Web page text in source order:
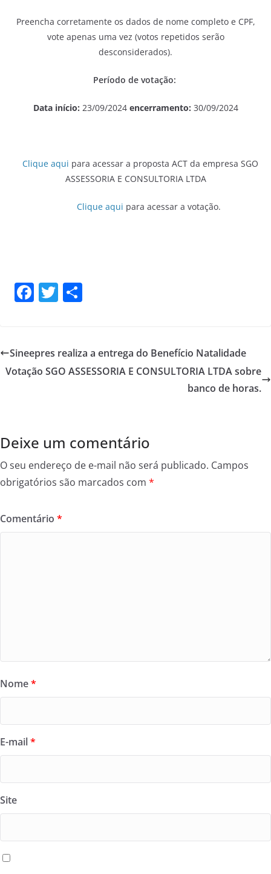
Preencha corretamente os dados de nome completo e CPF,
vote apenas uma vez (votos repetidos serão
desconsiderados).
Período de votação:
Data início: 23/09/2024 encerramento: 30/09/2024
Clique aqui para acessar a proposta ACT da empresa SGO
ASSESSORIA E CONSULTORIA LTDA
Clique aqui para acessar a votação.
F
e
b
T
er e
Sineepres realiza a entrega do Benefício Natalidade
Votação SGO ASSESSORIA E CONSULTORIA LTDA sobre
banco de horas.
Deixe um comentário
O seu endereço de e-mail não será publicado. Campos
obrigatórios são marcados com *
Comentário *
Nome*
E-mail*
Site